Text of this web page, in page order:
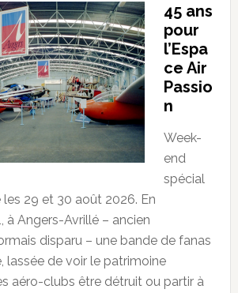
45 ans
pour
l’Espa
ce Air
Passio
n
Week-
end
spécial
29 et 30 août 2026. En
à Angers-Avrillé – ancien
disparu – une bande de fanas
lassée de voir le patrimoine
aéro-clubs être détruit ou partir à